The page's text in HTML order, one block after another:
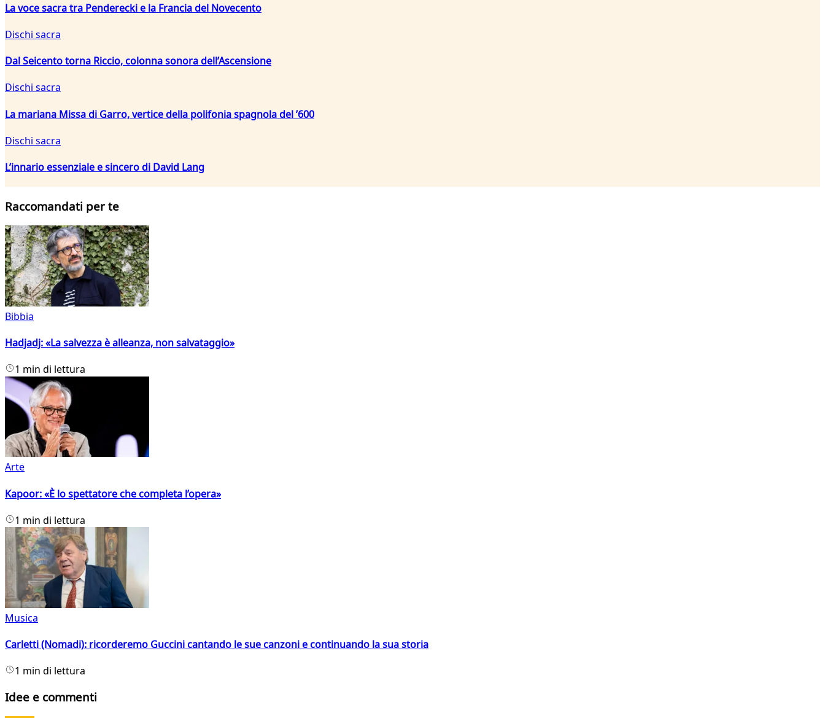
La voce sacra tra Penderecki e la Francia del Novecento
Dischi sacra
Dal Seicento torna Riccio, colonna sonora dell’Ascensione
Dischi sacra
La mariana Missa di Garro, vertice della polifonia spagnola del ’600
Dischi sacra
L’innario essenziale e sincero di David Lang
Raccomandati per te
Bibbia
Hadjadj: «La salvezza è alleanza, non salvataggio»
1 min di lettura
Arte
Kapoor: «È lo spettatore che completa l’opera»
1 min di lettura
Musica
Carletti (Nomadi): ricorderemo Guccini cantando le sue canzoni e continuando la sua storia
1 min di lettura
Idee e commenti